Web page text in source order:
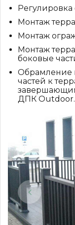
Регулировка
Монтаж
Монтаж
Монтаж
боковые
Обрамление
частей к
ДПК Outdoor.